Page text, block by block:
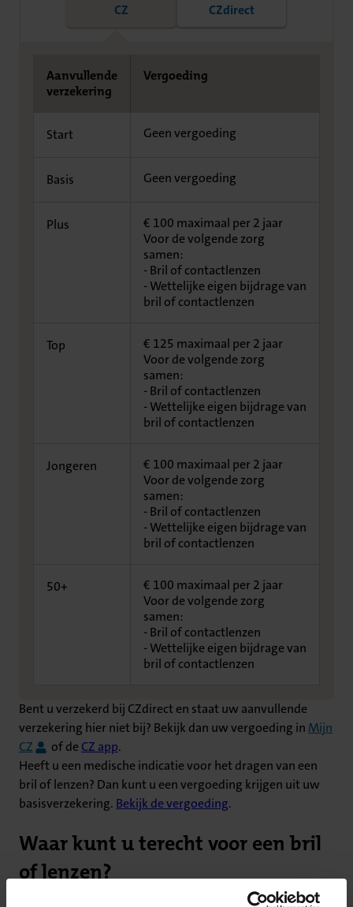
CZ CZdirect
Aanvullende
verzekering
Vergoeding
Start Geen vergoeding
Basis Geen vergoeding
Plus
€ 100 maximaal per 2 jaar
Voor de volgende zorg
samen:
- Bril of contactlenzen
- Wettelijke eigen bijdrage van
bril of contactlenzen
Top
€ 125 maximaal per 2 jaar
Voor de volgende zorg
samen:
- Bril of contactlenzen
- Wettelijke eigen bijdrage van
bril of contactlenzen
Jongeren
€ 100 maximaal per 2 jaar
Voor de volgende zorg
samen:
- Bril of contactlenzen
- Wettelijke eigen bijdrage van
bril of contactlenzen
50+
€ 100 maximaal per 2 jaar
Voor de volgende zorg
samen:
- Bril of contactlenzen
- Wettelijke eigen bijdrage van
bril of contactlenzen
Bent u verzekerd bij CZdirect en staat uw aanvullende
verzekering hier niet bij? Bekijk dan uw vergoeding in Mijn
CZ
of deCZ app.
Heeft u een medische indicatie voor het dragen van een
bril of lenzen? Dan kunt u een vergoeding krijgen uit uw
basisverzekering. Bekijk de vergoeding.
Waar kunt u terecht voor een bril
of lenzen?